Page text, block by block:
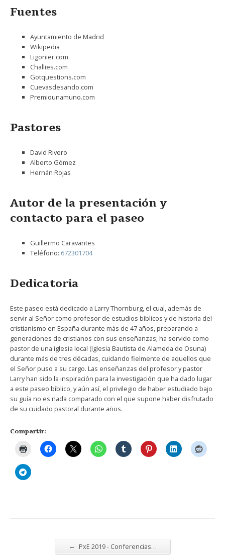
Fuentes
Ayuntamiento de Madrid
Wikipedia
Ligonier.com
Challies.com
Gotquestions.com
Cuevasdesando.com
Premiounamuno.com
Pastores
David Rivero
Alberto Gómez
Hernán Rojas
Autor de la presentación y
contacto para el paseo
Guillermo Caravantes
Teléfono: 672301704
Dedicatoria
Este paseo está dedicado a Larry Thornburg, el cual, además de
servir al Señor como profesor de estudios bíblicos y de historia del
cristianismo en España durante más de 47 años, preparando a
generaciones de cristianos con sus enseñanzas; ha servido como
pastor de una iglesia local (Iglesia Bautista de Alameda de Osuna)
durante más de tres décadas, cuidando fielmente de aquellos que
el Señor puso a su cargo. Las enseñanzas del profesor y pastor
Larry han sido la inspiración para la investigación que ha dado lugar
a este paseo bíblico, y aún así, el privilegio de haber estudiado bajo
su guía no es nada comparado con el que supone haber disfrutado
de su cuidado pastoral durante años.
Compartir:
← PxE 2019 - Conferencias…